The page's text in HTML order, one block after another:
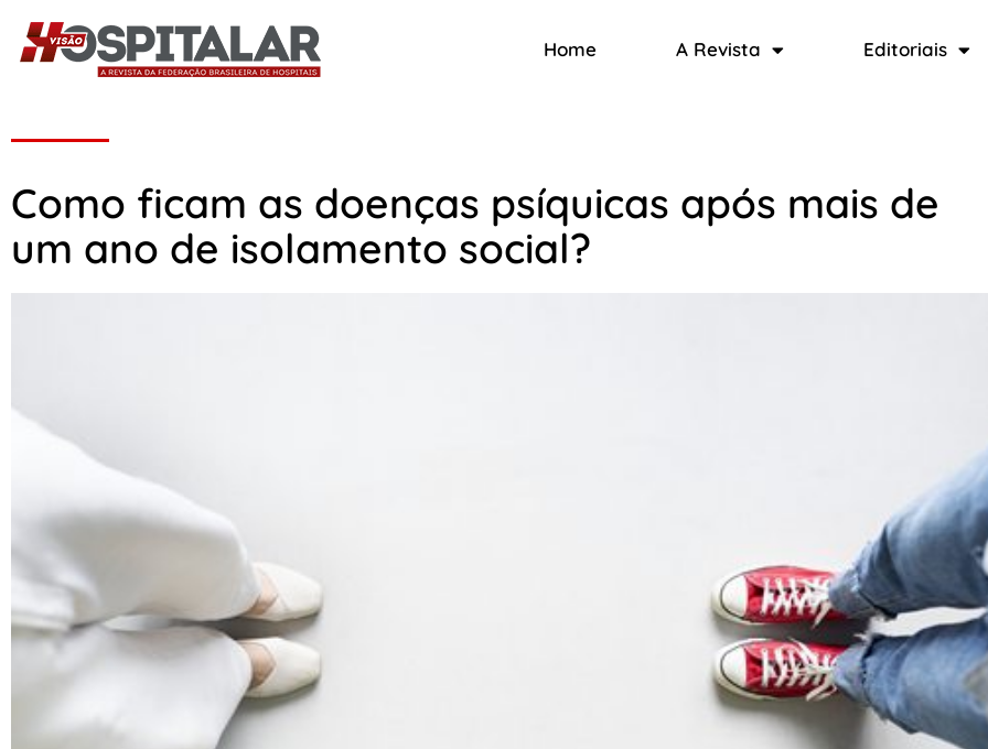
Home A Revista Editoriais
Como ficam as doenças psíquicas após mais de
um ano de isolamento social?